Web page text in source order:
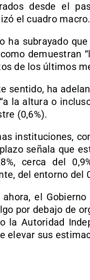
desde el
el cuadro macro.
ha subrayado
demuestran
de los últimos
sentido, ha
la altura o
(0,6%).
instituciones,
señala que
cerca del
del entorno del
ahora, el
por debajo de
la Autoridad
elevar sus